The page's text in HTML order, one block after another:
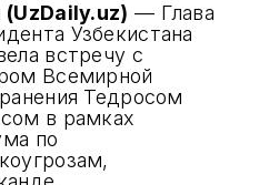
— Глава
Узбекистана
встречу с
Всемирной
Тедросом
в рамках
по